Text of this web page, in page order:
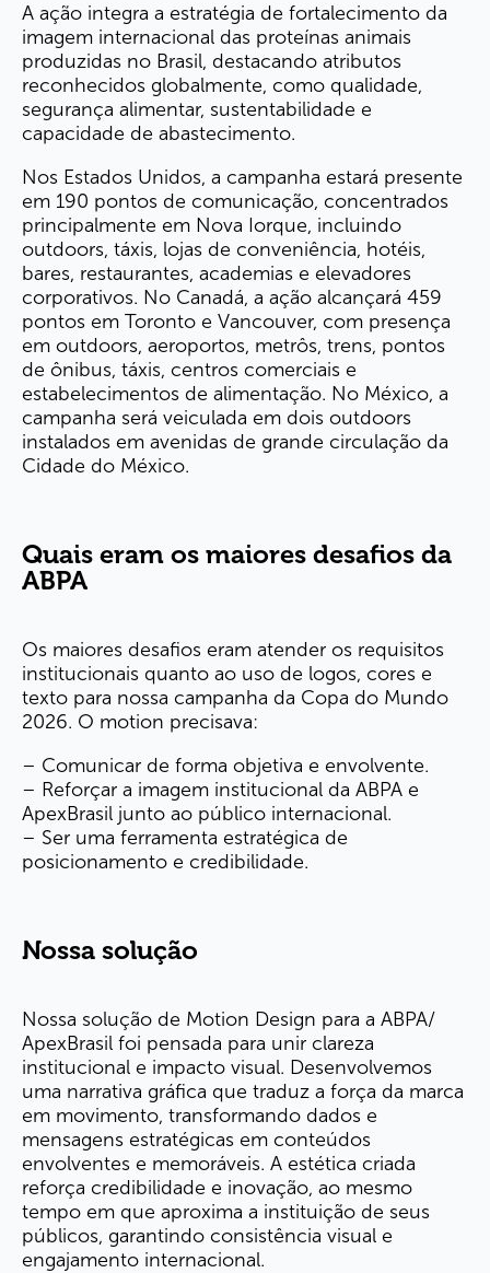
A ação integra a estratégia de fortalecimento da
imagem internacional das proteínas animais
produzidas no Brasil, destacando atributos
reconhecidos globalmente, como qualidade,
segurança alimentar, sustentabilidade e
capacidade de abastecimento.
Nos Estados Unidos, a campanha estará presente
em 190 pontos de comunicação, concentrados
principalmente em Nova Iorque, incluindo
outdoors, táxis, lojas de conveniência, hotéis,
bares, restaurantes, academias e elevadores
corporativos. No Canadá, a ação alcançará 459
pontos em Toronto e Vancouver, com presença
em outdoors, aeroportos, metrôs, trens, pontos
de ônibus, táxis, centros comerciais e
estabelecimentos de alimentação. No México, a
campanha será veiculada em dois outdoors
instalados em avenidas de grande circulação da
Cidade do México.
Quais eram os maiores desafios da
ABPA
Os maiores desafios eram atender os requisitos
institucionais quanto ao uso de logos, cores e
texto para nossa campanha da Copa do Mundo
2026. O motion precisava:
– Comunicar de forma objetiva e envolvente.
– Reforçar a imagem institucional da ABPA e
ApexBrasil junto ao público internacional.
– Ser uma ferramenta estratégica de
posicionamento e credibilidade.
Nossa solução
Nossa solução de Motion Design para a ABPA/
ApexBrasil foi pensada para unir clareza
institucional e impacto visual. Desenvolvemos
uma narrativa gráfica que traduz a força da marca
em movimento, transformando dados e
mensagens estratégicas em conteúdos
envolventes e memoráveis. A estética criada
reforça credibilidade e inovação, ao mesmo
tempo em que aproxima a instituição de seus
públicos, garantindo consistência visual e
engajamento internacional.